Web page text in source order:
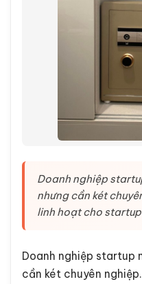
Doanh nghiệp
nhưng cần két
linh hoạt cho
Doanh nghiệp startup
cần két chuyên